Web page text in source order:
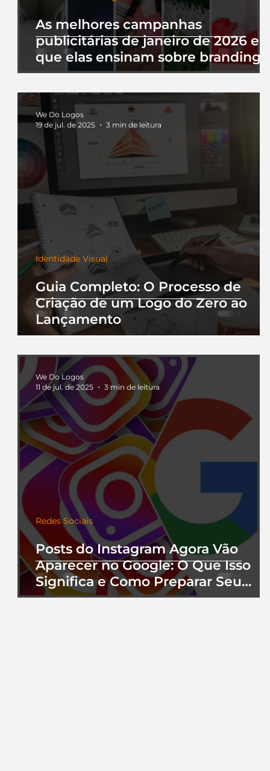
As melhores campanhas
publicitárias de janeiro de 2026 e
que elas ensinam sobre branding
Guia Completo: O Processo de
Criação de um Logo do Zero ao
Lançamento
Identidade Visual
We Do Logos
19 de jul. de 2025
3 min de leitura
Posts do Instagram Agora Vão
Aparecer no Google: O Que Isso
Significa e Como Preparar Seu
Perfil
Redes Sociais
We Do Logos
11 de jul. de 2025
3 min de leitura